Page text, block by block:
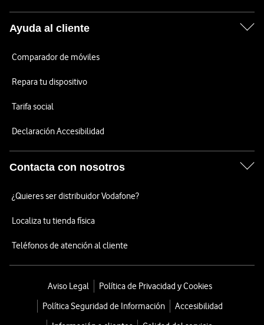
Ayuda al cliente
Comparador de móviles
Repara tu dispositivo
Tarifa social
Declaración Accesibilidad
Contacta con nosotros
¿Quieres ser distribuidor Vodafone?
Localiza tu tienda física
Teléfonos de atención al cliente
Aviso Legal
Política de Privacidad y Cookies
Política Seguridad de Información
Accesibilidad